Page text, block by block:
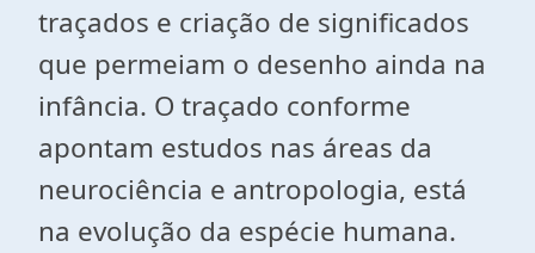
traçados e criação de significados
que permeiam o desenho ainda na
infância. O traçado conforme
apontam estudos nas áreas da
neurociência e antropologia, está
na evolução da espécie humana.